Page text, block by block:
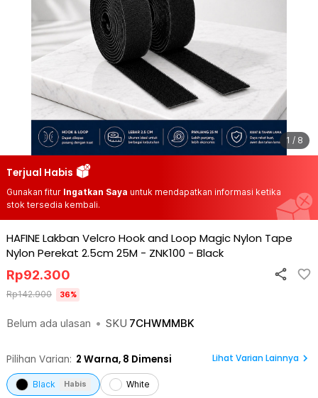
1 / 8
Terjual Habis
Gunakan fitur Ingatkan Saya untuk mendapatkan informasi ketika
stok tersedia kembali.
HAFINE Lakban Velcro Hook and Loop Magic Nylon Tape
Nylon Perekat 2.5cm 25M - ZNK100 - Black
Belum ada ulasan • SKU 7CHWMMBK
Rp92.300
Rp142.900 36%
Pilihan Varian: 2 Warna, 8 Dimensi Lihat Varian Lainnya
Black Habis White